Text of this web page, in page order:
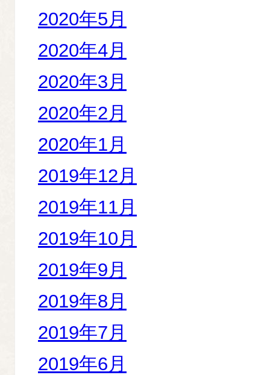
2020年5月
2020年4月
2020年3月
2020年2月
2020年1月
2019年12月
2019年11月
2019年10月
2019年9月
2019年8月
2019年7月
2019年6月